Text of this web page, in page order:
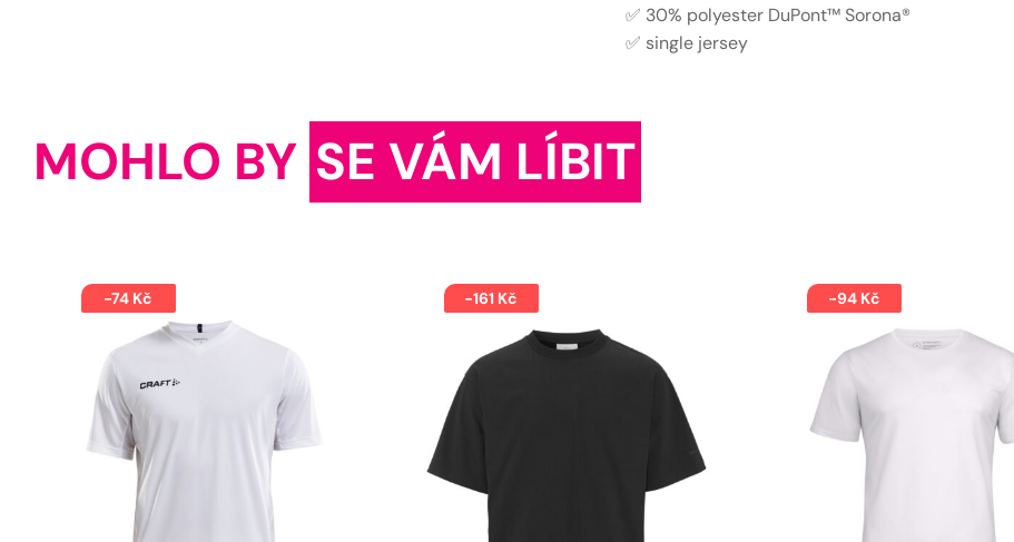
✅ 30% polyester DuPont™ Sorona®
✅ single jersey
MOHLO BY SE VÁM LÍBIT
-74 Kč -161 Kč -94 Kč